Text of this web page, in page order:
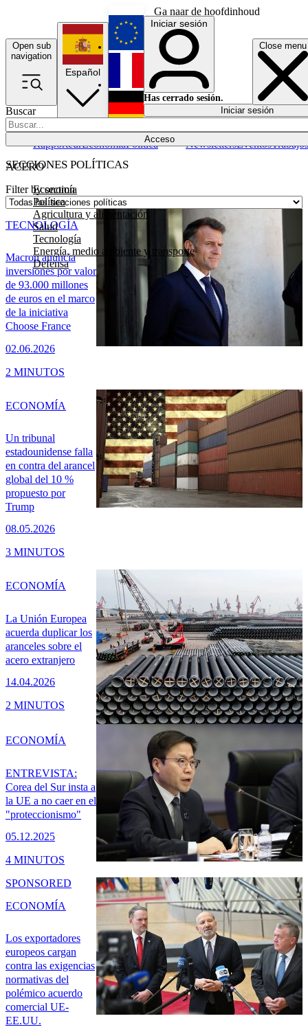
Ga naar de hoofdinhoud
Open sub
navigation
Close menu
Buscar
Acceso
SECCIONES POLÍTICAS
Economía
Política
Agricultura y alimentación
Salud
Tecnología
Energía, medio ambiente y transporte
Defensa
RapporteurEconomíaPolítica NewslettersEventosTrabajos
Español
English
Français
Iniciar sesión
Has cerrado sesión.
Iniciar sesión
ACERO
Filter by section
Macron anuncia
inversiones por valor
de 93.000 millones
de euros en el marco
de la iniciativa
Choose France
02.06.2026
TECNOLOGÍA
2 MINUTOS
Un tribunal
estadounidense falla
en contra del arancel
global del 10 %
propuesto por
Trump
08.05.2026
ECONOMÍA
3 MINUTOS
La Unión Europea
acuerda duplicar los
aranceles sobre el
acero extranjero
14.04.2026
ECONOMÍA
2 MINUTOS
ENTREVISTA:
Corea del Sur insta a
la UE a no caer en el
"proteccionismo"
05.12.2025
ECONOMÍA
4 MINUTOS
Los exportadores
europeos cargan
contra las exigencias
normativas del
polémico acuerdo
comercial UE-
EE.UU.
SPONSORED
ECONOMÍA